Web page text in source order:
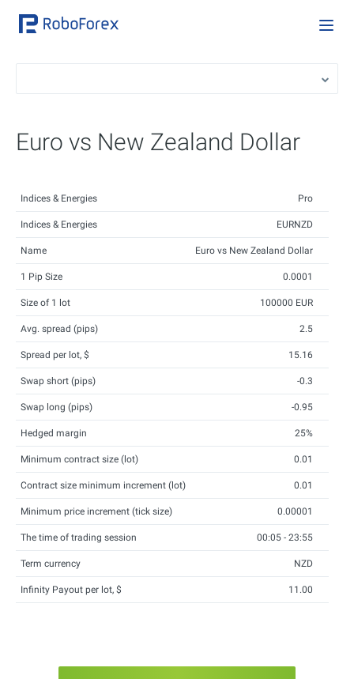
Euro vs New Zealand Dollar
Indices & Energies Pro
Indices & Energies EURNZD
Name Euro vs New Zealand Dollar
1 Pip Size 0.0001
Size of 1 lot 100000 EUR
Avg. spread (pips) 2.5
Spread per lot, $ 15.16
Swap short (pips) -0.3
Swap long (pips) -0.95
Hedged margin 25%
Minimum contract size (lot) 0.01
Contract size minimum increment (lot) 0.01
Minimum price increment (tick size) 0.00001
The time of trading session 00:05 - 23:55
Term currency NZD
Infinity Payout per lot, $ 11.00